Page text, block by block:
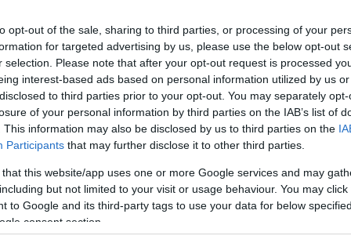
opt-out of the sale, sharing to third parties, or processing of your
for targeted advertising by us, please use the below opt-out
selection. Please note that after your opt-out request is processed
interest-based ads based on personal information utilized by us
to third parties prior to your opt-out. You may separately
of your personal information by third parties on the IAB’s list of
This information may also be disclosed by us to third parties on the
Participants that may further disclose it to other third parties.
that this website/app uses one or more Google services and may
but not limited to your visit or usage behaviour. You may
to Google and its third-party tags to use your data for below
consent section.
AFlaming Lipsés elsősorban Wayne Coyne körül
mindig izzik a levegő: nemrég arról adtunk hírt, hogy a
See The Leaves
című dalhoz készült legutóbbi klipjükben
egy meztelen nő rohangál, most pedig szintén az emberi
test kapcsán kerültek fókuszba, de más kontextusban. A
színpadon magát gyakran művérrel bekenő és pár éve a
zenekarWaking Up With A Placebo Headwoundcímű
képeskönyvéhez is egy művéres borítófotót választó
Coyne ezúttaligazi vért alkalmazott, amikor megfestett
Austin City Limits fesztiválon tartottak 2010. október 10-
én.